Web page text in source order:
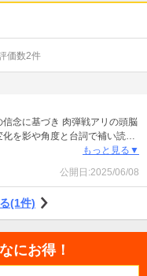
価数2件
念に基づき 肉弾戦アリの頭脳
を影や角度と台詞で補い読者
デスねー 和chanは目標に届く
もっと見る▼
公開日:2025/06/08
(1件)
にお得！